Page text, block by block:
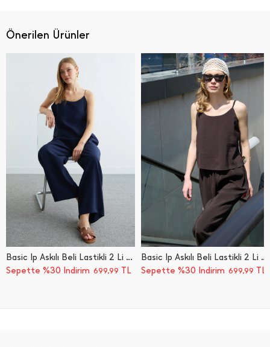
Önerilen Ürünler
Basic İ̇p Askılı Beli Lastikli 2 Li Takım
Sepette %30 İndirim 699,99 TL
Basic İ̇p Askılı Beli Lastikli 2 Li Takım
Sepette %30 İndirim 699,99 TL